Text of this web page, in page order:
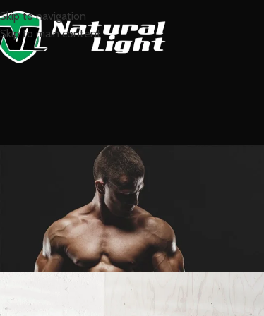
Skip to navigation
Skip to main content